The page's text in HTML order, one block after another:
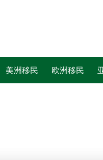
美洲移民 欧洲移民